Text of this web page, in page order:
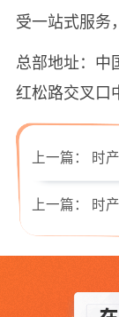
受一站式服务
总部地址：中
红松路交叉口
上一篇： 时
上一篇： 时